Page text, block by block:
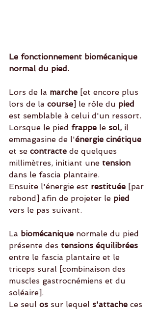
Le fonctionnement biomécanique
normal du pied.
Lors de la marche [et encore plus
lors de la course] le rôle du pied
est semblable à celui d'un ressort.
Lorsque le pied frappe le sol, il
emmagasine de l'énergie cinétique
et se contracte de quelques
millimètres, initiant une tension
dans le fascia plantaire.
Ensuite l'énergie est restituée [par
rebond] afin de projeter le pied
vers le pas suivant.
La biomécanique normale du pied
présente des tensions équilibrées
entre le fascia plantaire et le
triceps sural [combinaison des
muscles gastrocnémiens et du
soléaire].
Le seul os sur lequel s'attache ces